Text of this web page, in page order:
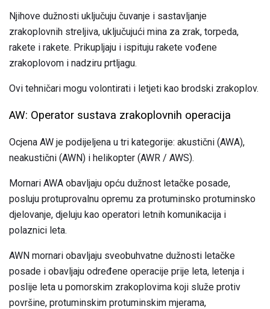
Njihove dužnosti uključuju čuvanje i sastavljanje
zrakoplovnih streljiva, uključujući mina za zrak, torpeda,
rakete i rakete. Prikupljaju i ispituju rakete vođene
zrakoplovom i nadziru prtljagu.
Ovi tehničari mogu volontirati i letjeti kao brodski zrakoplov.
AW: Operator sustava zrakoplovnih operacija
Ocjena AW je podijeljena u tri kategorije: akustični (AWA),
neakustični (AWN) i helikopter (AWR / AWS).
Mornari AWA obavljaju opću dužnost letačke posade,
posluju protuprovalnu opremu za protuminsko protuminsko
djelovanje, djeluju kao operatori letnih komunikacija i
polaznici leta.
AWN mornari obavljaju sveobuhvatne dužnosti letačke
posade i obavljaju određene operacije prije leta, letenja i
poslije leta u pomorskim zrakoplovima koji služe protiv
površine, protuminskim protuminskim mjerama,